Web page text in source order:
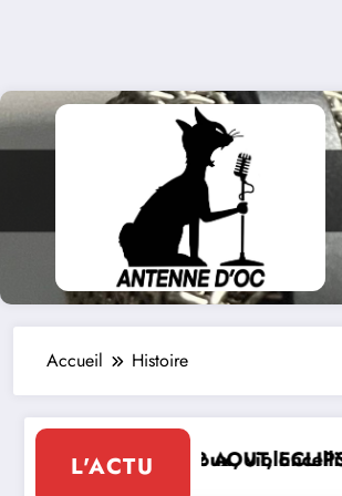
Accueil Histoire
L'ACTU
violoncelliste, le vendredi
12 AOUT, ECLIPSE SOLAIRE